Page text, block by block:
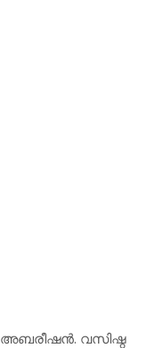
വസിഷ്ഠ